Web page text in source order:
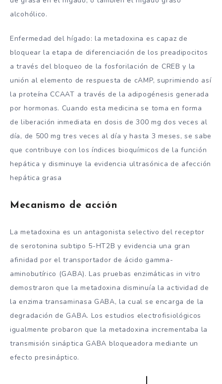
alcohólico.
Enfermedad del hígado: la metadoxina es capaz de
bloquear la etapa de diferenciación de los preadipocitos
a través del bloqueo de la fosforilación de CREB y la
unión al elemento de respuesta de cAMP, suprimiendo así
la proteína CCAAT a través de la adipogénesis generada
por hormonas. Cuando esta medicina se toma en forma
de liberación inmediata en dosis de 300 mg dos veces al
día, de 500 mg tres veces al día y hasta 3 meses, se sabe
que contribuye con los índices bioquímicos de la función
hepática y disminuye la evidencia ultrasónica de afección
hepática grasa
Mecanismo de acción
La metadoxina es un antagonista selectivo del receptor
de serotonina subtipo 5-HT2B y evidencia una gran
afinidad por el transportador de ácido gamma-
aminobutírico (GABA). Las pruebas enzimáticas in vitro
demostraron que la metadoxina disminuía la actividad de
la enzima transaminasa GABA, la cual se encarga de la
degradación de GABA. Los estudios electrofisiológicos
igualmente probaron que la metadoxina incrementaba la
transmisión sináptica GABA bloqueadora mediante un
efecto presináptico.